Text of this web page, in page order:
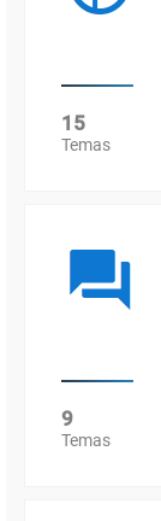
15
Temas
9
Temas